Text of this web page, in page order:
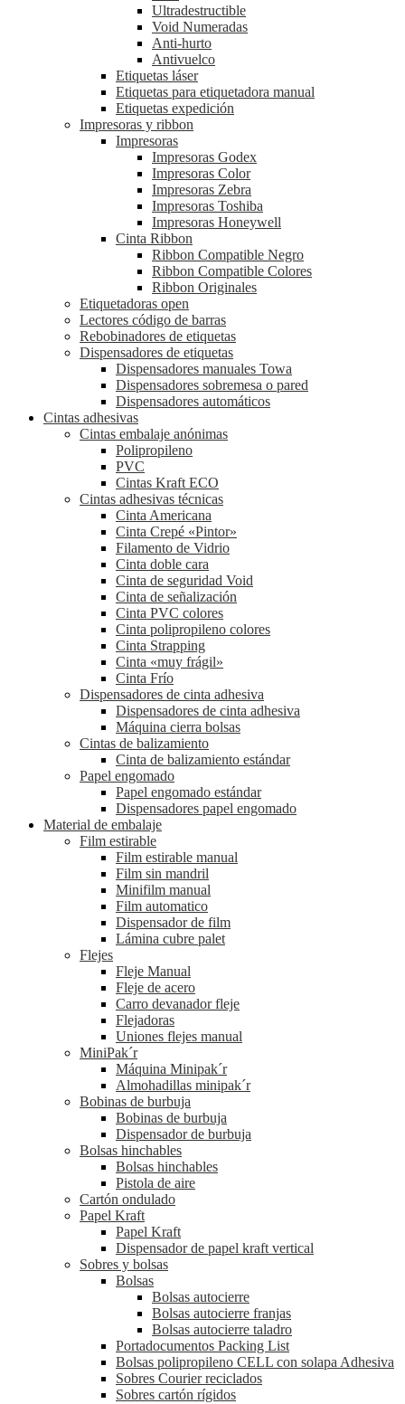
Ultradestructible
Void Numeradas
Anti-hurto
Antivuelco
Etiquetas láser
Etiquetas para etiquetadora manual
Etiquetas expedición
Impresoras y ribbon
Impresoras
Impresoras Godex
Impresoras Color
Impresoras Zebra
Impresoras Toshiba
Impresoras Honeywell
Cinta Ribbon
Ribbon Compatible Negro
Ribbon Compatible Colores
Ribbon Originales
Etiquetadoras open
Lectores código de barras
Rebobinadores de etiquetas
Dispensadores de etiquetas
Dispensadores manuales Towa
Dispensadores sobremesa o pared
Dispensadores automáticos
Cintas adhesivas
Cintas embalaje anónimas
Polipropileno
PVC
Cintas Kraft ECO
Cintas adhesivas técnicas
Cinta Americana
Cinta Crepé «Pintor»
Filamento de Vidrio
Cinta doble cara
Cinta de seguridad Void
Cinta de señalización
Cinta PVC colores
Cinta polipropileno colores
Cinta Strapping
Cinta «muy frágil»
Cinta Frío
Dispensadores de cinta adhesiva
Dispensadores de cinta adhesiva
Máquina cierra bolsas
Cintas de balizamiento
Cinta de balizamiento estándar
Papel engomado
Papel engomado estándar
Dispensadores papel engomado
Material de embalaje
Film estirable
Film estirable manual
Film sin mandril
Minifilm manual
Film automatico
Dispensador de film
Lámina cubre palet
Flejes
Fleje Manual
Fleje de acero
Carro devanador fleje
Flejadoras
Uniones flejes manual
MiniPak´r
Máquina Minipak´r
Almohadillas minipak´r
Bobinas de burbuja
Bobinas de burbuja
Dispensador de burbuja
Bolsas hinchables
Bolsas hinchables
Pistola de aire
Cartón ondulado
Papel Kraft
Papel Kraft
Dispensador de papel kraft vertical
Sobres y bolsas
Bolsas
Bolsas autocierre
Bolsas autocierre franjas
Bolsas autocierre taladro
Portadocumentos Packing List
Bolsas polipropileno CELL con solapa Adhesiva
Sobres Courier reciclados
Sobres cartón rígidos